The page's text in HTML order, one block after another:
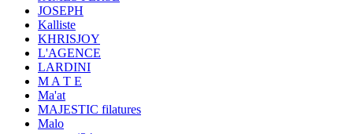
JOSEPH
Kalliste
KHRISJOY
L'AGENCE
LARDINI
M A T E
Ma'at
MAJESTIC filatures
Malo